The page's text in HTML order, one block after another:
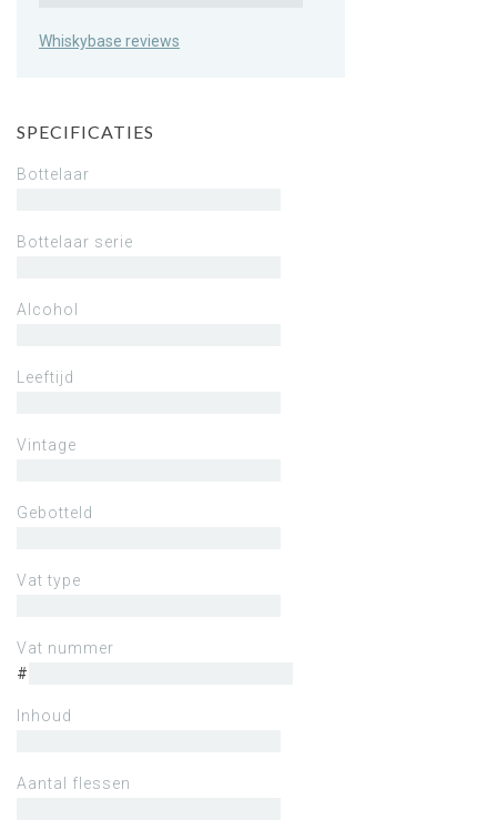
Whiskybase reviews
SPECIFICATIES
Bottelaar
Bottelaar serie
Alcohol
Leeftijd
Vintage
Gebotteld
Vat type
Vat nummer
#
Inhoud
Aantal flessen